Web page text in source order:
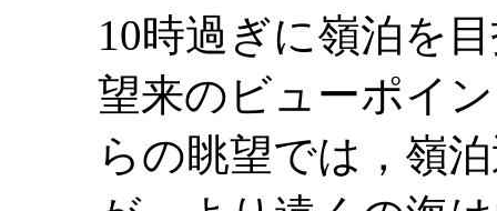
10時過ぎに嶺泊を
望来のビューポイ
らの眺望では，嶺